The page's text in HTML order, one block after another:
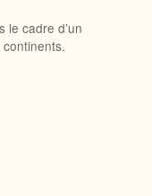
le cadre d’un